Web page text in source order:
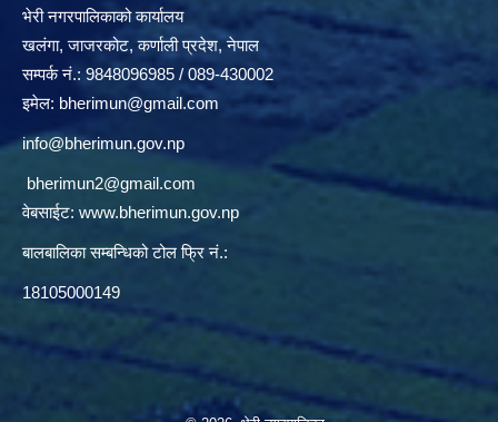
भेरी नगरपालिकाको कार्यालय
खलंगा, जाजरकोट, कर्णाली प्रदेश, नेपाल
सम्पर्क नं.: 9848096985 / 089-430002
इमेल: bherimun@gmail.com
info@bherimun.gov.np
bherimun2@gmail.com
वेबसाईट: www.bherimun.gov.np
बालबालिका सम्बन्धिको टोल फ्रि नं.:
18105000149